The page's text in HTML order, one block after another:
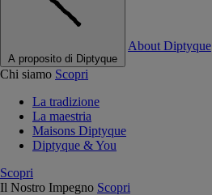
A proposito di Diptyque
About Diptyque
Chi siamo Scopri
La tradizione
La maestria
Maisons Diptyque
Diptyque & You
Scopri
Il Nostro Impegno Scopri